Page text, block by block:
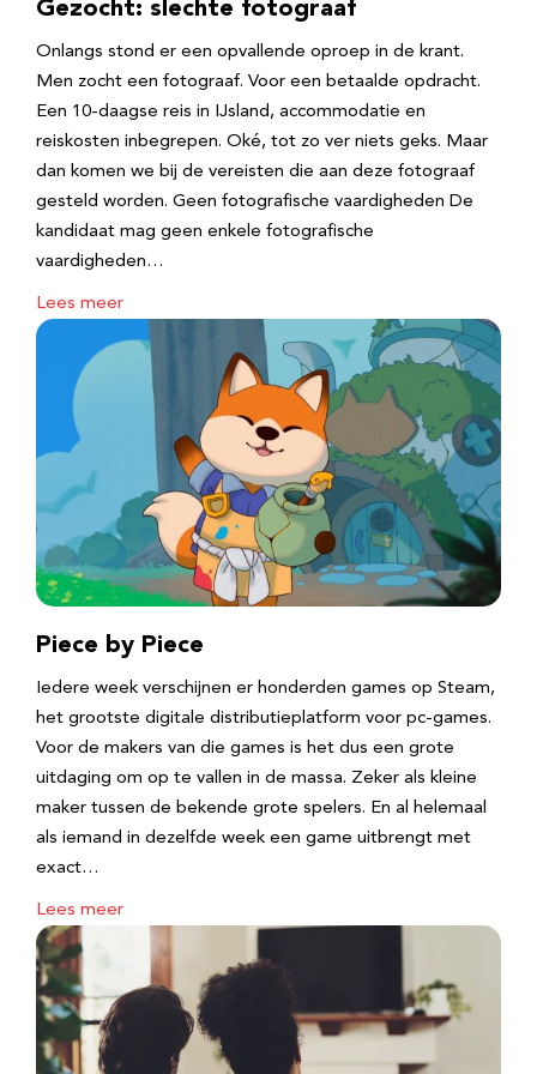
Gezocht: slechte fotograaf
Onlangs stond er een opvallende oproep in de krant.
Men zocht een fotograaf. Voor een betaalde opdracht.
Een 10-daagse reis in IJsland, accommodatie en
reiskosten inbegrepen. Oké, tot zo ver niets geks. Maar
dan komen we bij de vereisten die aan deze fotograaf
gesteld worden. Geen fotografische vaardigheden De
kandidaat mag geen enkele fotografische
vaardigheden…
Lees meer
Piece by Piece
Iedere week verschijnen er honderden games op Steam,
het grootste digitale distributieplatform voor pc-games.
Voor de makers van die games is het dus een grote
uitdaging om op te vallen in de massa. Zeker als kleine
maker tussen de bekende grote spelers. En al helemaal
als iemand in dezelfde week een game uitbrengt met
exact…
Lees meer